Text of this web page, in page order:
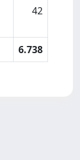
42
6.738